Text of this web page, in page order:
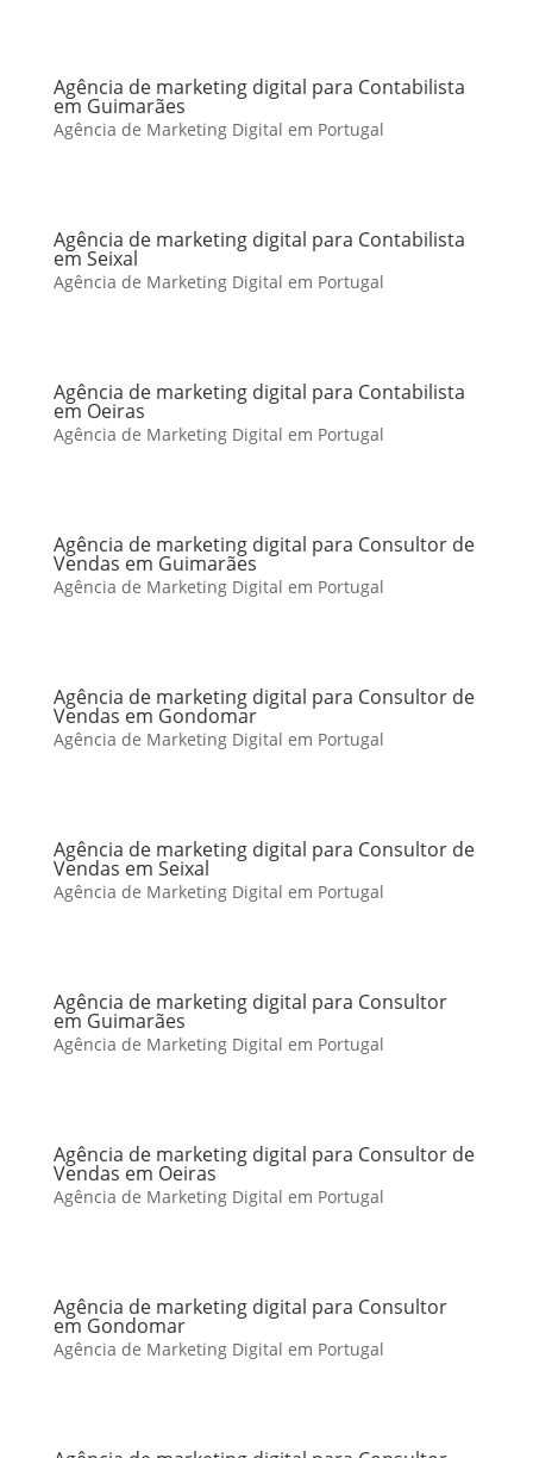
Agência de marketing digital para Contabilista
em Guimarães
Agência de Marketing Digital em Portugal
Agência de marketing digital para Contabilista
em Seixal
Agência de Marketing Digital em Portugal
Agência de marketing digital para Contabilista
em Oeiras
Agência de Marketing Digital em Portugal
Agência de marketing digital para Consultor de
Vendas em Guimarães
Agência de Marketing Digital em Portugal
Agência de marketing digital para Consultor de
Vendas em Gondomar
Agência de Marketing Digital em Portugal
Agência de marketing digital para Consultor de
Vendas em Seixal
Agência de Marketing Digital em Portugal
Agência de marketing digital para Consultor
em Guimarães
Agência de Marketing Digital em Portugal
Agência de marketing digital para Consultor de
Vendas em Oeiras
Agência de Marketing Digital em Portugal
Agência de marketing digital para Consultor
em Gondomar
Agência de Marketing Digital em Portugal